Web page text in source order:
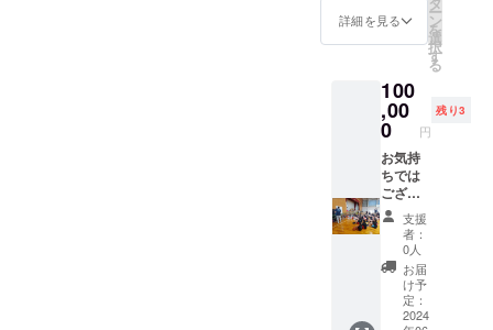
記載し
てあり
ますの
照下さ
い。
及びタ
オル2枚
を贈ら
きま
す。 ※
タオル
サイズ
感:タテ
82cm×
ヨコ
34cm
※Tシャ
ツのサ
イズ感
は添付
画像に
記載し
詳細を見る ー
ン
を
選
択
す
る
100
,00
0 円
残り3
お気持
ちでは
ござい
ます
が、
メール
又は郵
送にて
御礼の
メッ
支援
者：
0人
お届
け予
定：
2024